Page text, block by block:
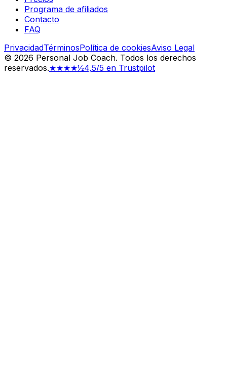
Programa de afiliados
Contacto
FAQ
PrivacidadTérminosPolítica de cookiesAviso Legal
© 2026 Personal Job Coach. Todos los derechos
reservados.★★★★½4,5/5 en Trustpilot